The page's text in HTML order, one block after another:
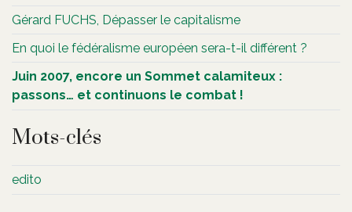
Gérard FUCHS, Dépasser le capitalisme
En quoi le fédéralisme européen sera-t-il différent ?
Juin 2007, encore un Sommet calamiteux :
passons… et continuons le combat !
Mots-clés
edito